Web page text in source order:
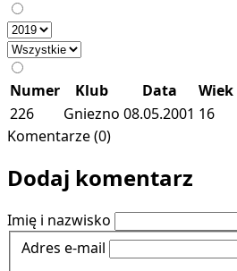
Numer Klub Data Wiek
226
Gniezno 08.05.2001 16
Komentarze (0)
Dodaj komentarz
Imię i nazwisko
Adres e-mail